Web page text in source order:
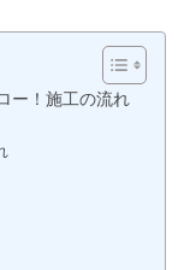
ー！施工の流れ